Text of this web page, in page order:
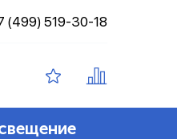
(499) 519-30-18